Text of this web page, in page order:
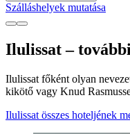
Szálláshelyek mutatása
Ilulissat –
Ilulissat főként olyan
kikötő vagy Knud
Ilulissat összes hoteljének